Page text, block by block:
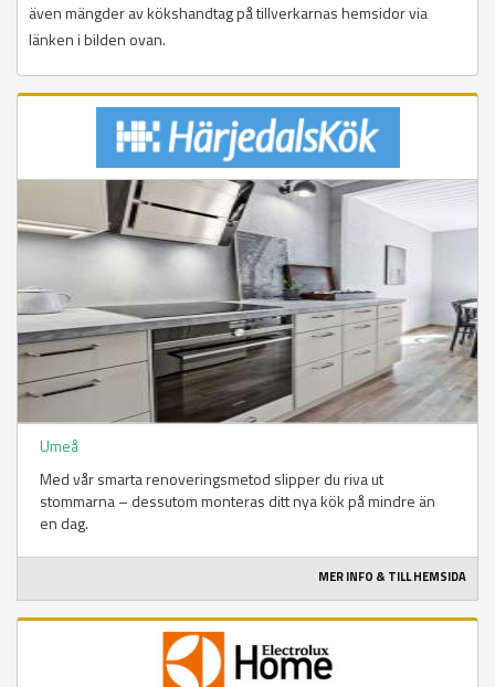
även mängder av kökshandtag på tillverkarnas hemsidor via
länken i bilden ovan.
Umeå
Med vår smarta renoveringsmetod slipper du riva ut
stommarna – dessutom monteras ditt nya kök på mindre än
en dag.
MER INFO & TILL HEMSIDA